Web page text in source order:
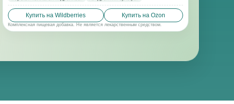
Купить на Wildberries Купить на Ozon
Комплексная пищевая добавка. Не является лекарственным средством.